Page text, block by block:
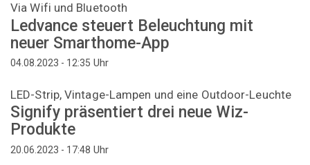
Via Wifi und Bluetooth
Ledvance steuert Beleuchtung mit
neuer Smarthome-App
04.08.2023 - 12:35 Uhr
LED-Strip, Vintage-Lampen und eine Outdoor-Leuchte
Signify präsentiert drei neue Wiz-
Produkte
20.06.2023 - 17:48 Uhr